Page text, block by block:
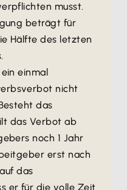
musst.
beträgt für
Hälfte des letzten
einmal
nicht
das
das Verbot ab
noch 1 Jahr
erst nach
das
er für die volle Zeit